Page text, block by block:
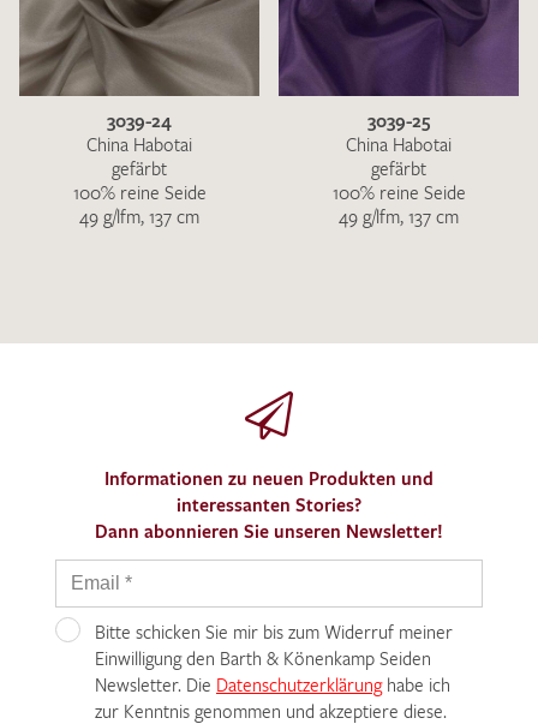
3039-24
China Habotai
gefärbt
100% reine Seide
49 g/lfm, 137 cm
3039-25
China Habotai
gefärbt
100% reine Seide
49 g/lfm, 137 cm
Informationen zu neuen Produkten und
interessanten Stories?
Dann abonnieren Sie unseren Newsletter!
Bitte schicken Sie mir bis zum Widerruf meiner
Einwilligung den Barth & Könenkamp Seiden
Newsletter. Die Datenschutzerklärunghabe ich
zur Kenntnis genommen und akzeptiere diese.